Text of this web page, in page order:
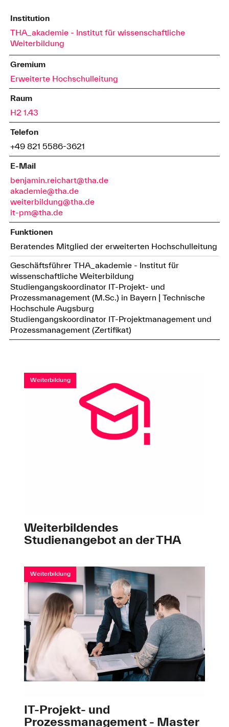
Institution
THA_akademie - Institut für wissenschaftliche
Weiterbildung
Gremium
Erweiterte Hochschulleitung
Raum
H2 1.43
Telefon
+49 821 5586-3621
E-Mail
benjamin.reichart@tha.de
akademie@tha.de
weiterbildung@tha.de
it-pm@tha.de
Funktionen
Beratendes Mitglied der erweiterten Hochschulleitung
Geschäftsführer THA_akademie - Institut für
wissenschaftliche Weiterbildung
Studiengangskoordinator IT-Projekt- und
Prozessmanagement (M.Sc.) in Bayern | Technische
Hochschule Augsburg
Studiengangskoordinator IT-Projektmanagement und
Prozessmanagement (Zertifikat)
Weiterbildung
Weiterbildendes
Studienangebot an der THA
Weiterbildung
IT-Projekt- und
Prozessmanagement - Master